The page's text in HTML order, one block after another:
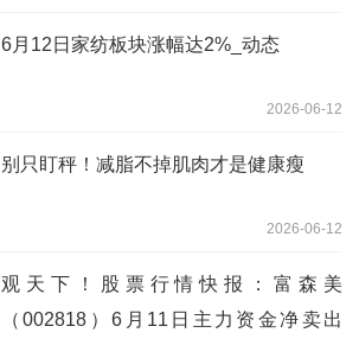
6月12日家纺板块涨幅达2%_动态
2026-06-12
别只盯秤！减脂不掉肌肉才是健康瘦
2026-06-12
观天下！股票行情快报：富森美
（002818）6月11日主力资金净卖出